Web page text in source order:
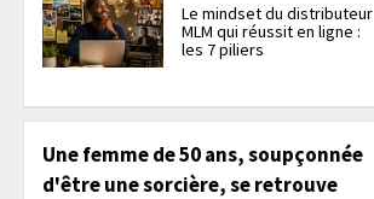
Le mindset du distributeur
MLM qui réussit en ligne :
les 7 piliers
Une femme de 50 ans, soupçonnée
d'être une sorcière, se retrouve